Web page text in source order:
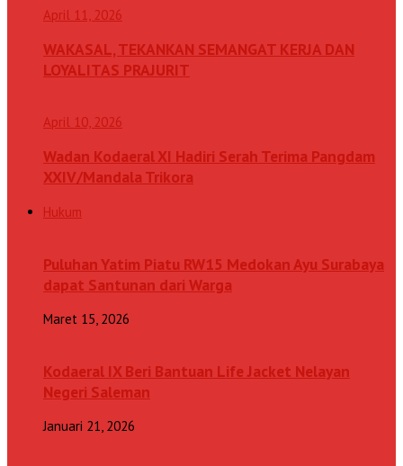
April 11, 2026
WAKASAL, TEKANKAN SEMANGAT KERJA DAN
LOYALITAS PRAJURIT
April 10, 2026
Wadan Kodaeral XI Hadiri Serah Terima Pangdam
XXIV/Mandala Trikora
Hukum
Puluhan Yatim Piatu RW15 Medokan Ayu Surabaya
dapat Santunan dari Warga
Maret 15, 2026
Kodaeral IX Beri Bantuan Life Jacket Nelayan
Negeri Saleman
Januari 21, 2026